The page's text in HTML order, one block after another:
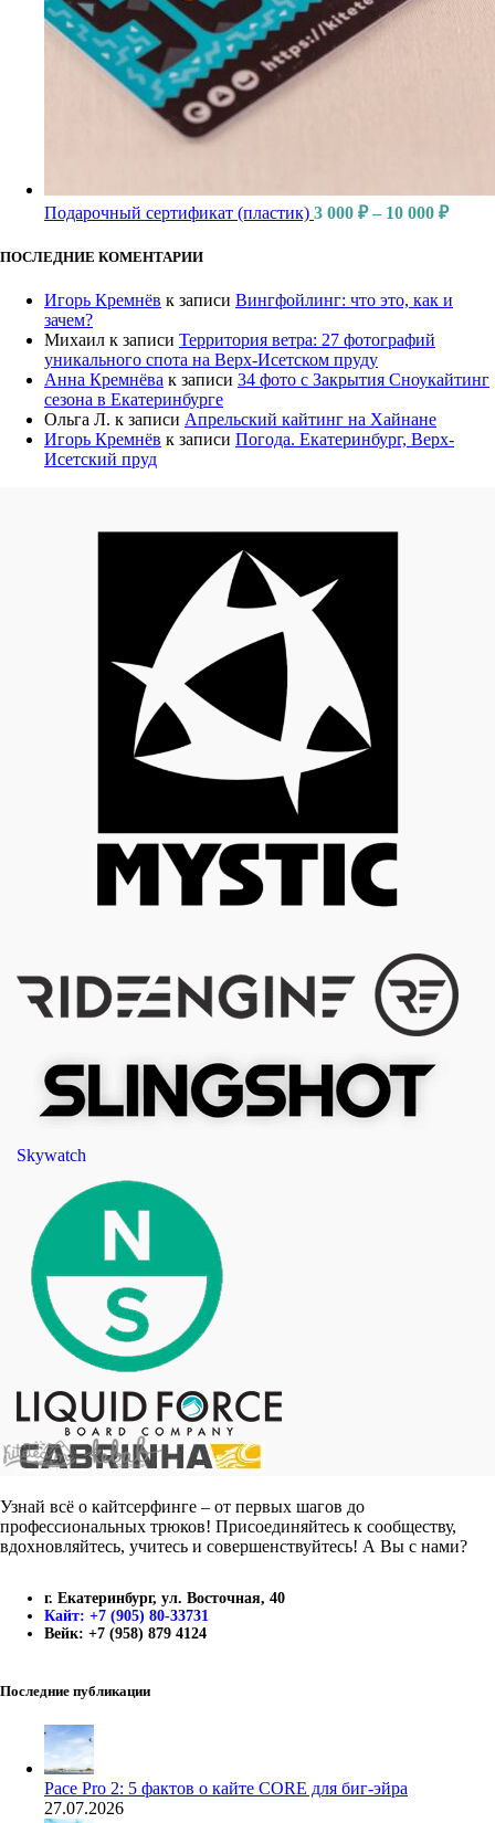
Подарочный сертификат (пластик) 3 000 ₽ – 10 000 ₽
ПОСЛЕДНИЕ КОМЕНТАРИИ
Игорь Кремнёв к записи Вингфойлинг: что это, как и
зачем?
Михаил к записи Территория ветра: 27 фотографий
уникального спота на Верх-Исетском пруду
Анна Кремнёва к записи 34 фото с Закрытия Сноукайтинг
сезона в Екатеринбурге
Ольга Л. к записи Апрельский кайтинг на Хайнане
Игорь Кремнёв к записи Погода. Екатеринбург, Верх-
Исетский пруд
Skywatch
Узнай всё о кайтсерфинге – от первых шагов до
профессиональных трюков! Присоединяйтесь к сообществу,
вдохновляйтесь, учитесь и совершенствуйтесь! А Вы с нами?
г. Екатеринбург, ул. Восточная, 40
Кайт: +7 (905) 80-33731
Вейк: +7 (958) 879 4124
Последние публикации
Pace Pro 2: 5 фактов о кайте CORE для биг-эйра
27.07.2026